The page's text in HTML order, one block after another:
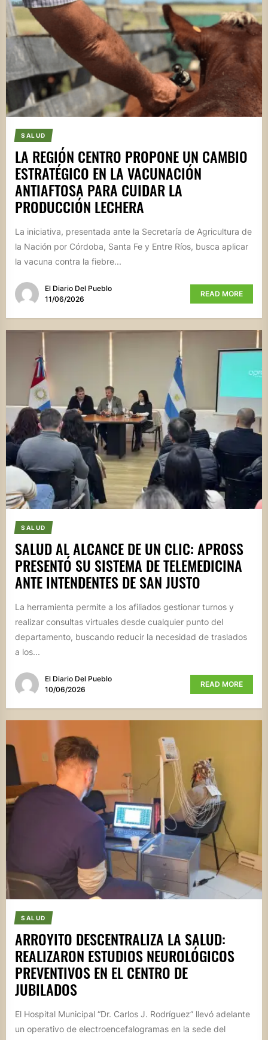
SALUD
LA REGIÓN CENTRO PROPONE UN CAMBIO
ESTRATÉGICO EN LA VACUNACIÓN
ANTIAFTOSA PARA CUIDAR LA
PRODUCCIÓN LECHERA
La iniciativa, presentada ante la Secretaría de Agricultura de
la Nación por Córdoba, Santa Fe y Entre Ríos, busca aplicar
la vacuna contra la fiebre...
El Diario Del Pueblo
11/06/2026
READ MORE
SALUD
SALUD AL ALCANCE DE UN CLIC: APROSS
PRESENTÓ SU SISTEMA DE TELEMEDICINA
ANTE INTENDENTES DE SAN JUSTO
La herramienta permite a los afiliados gestionar turnos y
realizar consultas virtuales desde cualquier punto del
departamento, buscando reducir la necesidad de traslados
a los...
El Diario Del Pueblo
10/06/2026
READ MORE
SALUD
ARROYITO DESCENTRALIZA LA SALUD:
REALIZARON ESTUDIOS NEUROLÓGICOS
PREVENTIVOS EN EL CENTRO DE
JUBILADOS
El Hospital Municipal “Dr. Carlos J. Rodríguez” llevó adelante
un operativo de electroencefalogramas en la sede del